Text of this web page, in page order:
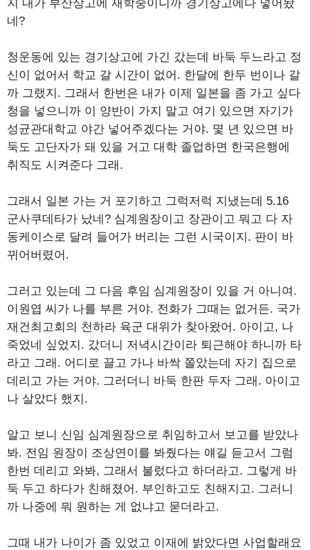
지 내가 부산상고에 재학중이니까 경기상고에다 넣어놨
네?
청운동에 있는 경기상고에 가긴 갔는데 바둑 두느라고 정
신이 없어서 학교 갈 시간이 없어. 한달에 한두 번이나 갈
까 그랬지. 그래서 한번은 내가 이제 일본을 좀 가고 싶다
청을 넣으니까 이 양반이 가지 말고 여기 있으면 자기가
성균관대학교 야간 넣어주겠다는 거야. 몇 년 있으면 바
둑도 고단자가 돼 있을 거고 대학 졸업하면 한국은행에
취직도 시켜준다 그래.
그래서 일본 가는 거 포기하고 그럭저럭 지냈는데 5.16
군사쿠데타가 났네? 심계원장이고 장관이고 뭐고 다 자
동케이스로 달려 들어가 버리는 그런 시국이지. 판이 바
뀌어버렸어.
그러고 있는데 그 다음 후임 심계원장이 있을 거 아니여.
이원엽 씨가 나를 부른 거야. 전화가 그때는 없거든. 국가
재건최고회의 천하라 육군 대위가 찾아왔어. 아이고, 나
죽었네 싶었지. 갔더니 저녁시간이라 퇴근해야 하니까 타
라고 그래. 어디로 끌고 가나 바싹 쫄았는데 자기 집으로
데리고 가는 거야. 그러더니 바둑 한판 두자 그래. 아이고
나 살았다 했지.
알고 보니 신임 심계원장으로 취임하고서 보고를 받았나
봐. 전임 원장이 조상연이를 봐줬다는 얘길 듣고서 그럼
한번 데리고 와봐, 그래서 불렀다고 하더라고. 그렇게 바
둑 두고 하다가 친해졌어. 부인하고도 친해지고. 그러니
까 나중에 뭐 원하는 게 없냐고 묻더라고.
그때 내가 나이가 좀 있었고 이재에 밝았다면 사업할래요